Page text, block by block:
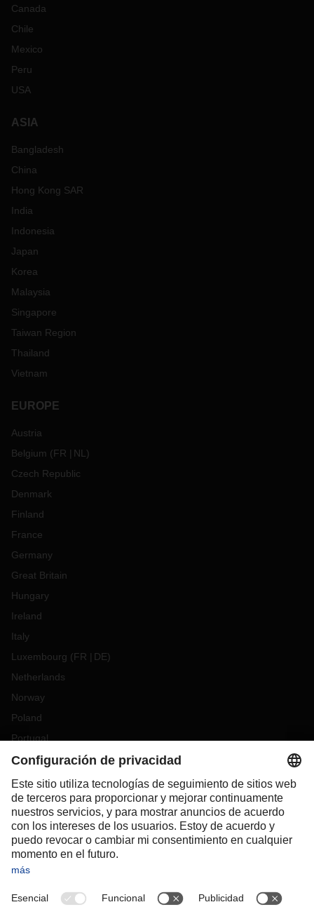
Canada
Chile
Mexico
Peru
USA
ASIA
Bangladesh
China
Hong Kong SAR
India
Indonesia
Japan
Korea
Malaysia
Singapore
Taiwan Region
Thailand
Vietnam
EUROPE
Austria
Belgium (FR NL )
Czech Republic
Denmark
Finland
France
Germany
Great Britain
Hungary
Ireland
Italy
Luxembourg (FR DE)
Netherlands
Norway
Poland
Portugal
Romania
Slovakia
Spain
Sweden
Switzerland(DE FR)
Turkey
OCEANIA